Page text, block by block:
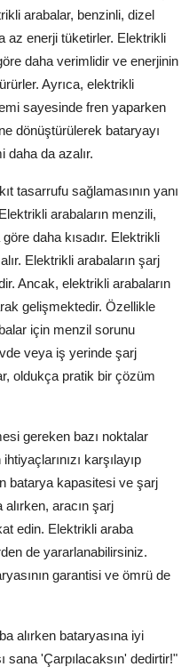
arabalar, benzinli, dizel
az enerji tüketirler. Elektrikli
daha verimlidir ve enerjinin
Ayrıca, elektrikli
sayesinde fren yaparken
dönüştürülerek bataryayı
daha da azalır.
tasarrufu sağlamasının yanı
arabaların menzili,
daha kısadır. Elektrikli
Elektrikli arabaların şarj
Ancak, elektrikli arabaların
gelişmektedir. Özellikle
için menzil sorunu
veya iş yerinde şarj
oldukça pratik bir çözüm
gereken bazı noktalar
karşılayıp
batarya kapasitesi ve şarj
aracın şarj
edin. Elektrikli araba
de yararlanabilirsiniz.
garantisi ve ömrü de
alırken bataryasına iyi
sana 'Çarpılacaksın' dedirtir!"